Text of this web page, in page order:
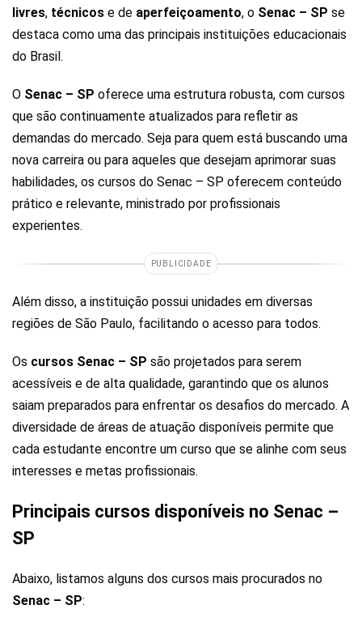
livres, técnicos e de aperfeiçoamento, o Senac – SP se
destaca como uma das principais instituições educacionais
do Brasil.
O Senac – SP oferece uma estrutura robusta, com cursos
que são continuamente atualizados para refletir as
demandas do mercado. Seja para quem está buscando uma
nova carreira ou para aqueles que desejam aprimorar suas
habilidades, os cursos do Senac – SP oferecem conteúdo
prático e relevante, ministrado por profissionais
experientes.
PUBLICIDADE
Além disso, a instituição possui unidades em diversas
regiões de São Paulo, facilitando o acesso para todos.
Os cursos Senac – SP são projetados para serem
acessíveis e de alta qualidade, garantindo que os alunos
saiam preparados para enfrentar os desafios do mercado. A
diversidade de áreas de atuação disponíveis permite que
cada estudante encontre um curso que se alinhe com seus
interesses e metas profissionais.
Principais cursos disponíveis no Senac –
SP
Abaixo, listamos alguns dos cursos mais procurados no
Senac – SP: